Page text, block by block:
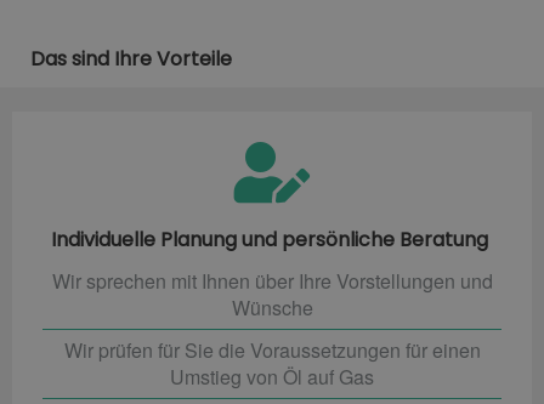
Das sind Ihre Vorteile
Individuelle Planung und persönliche Beratung
Wir sprechen mit Ihnen über Ihre Vorstellungen und
Wünsche
Wir prüfen für Sie die Voraussetzungen für einen
Umstieg von Öl auf Gas